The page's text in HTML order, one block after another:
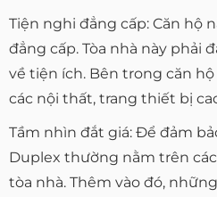
Tiện nghi đẳng cấp: Căn hộ
đẳng cấp. Tòa nhà này phải
về tiện ích. Bên trong căn
các nội thất, trang thiết bị
Tầm nhìn đắt giá: Để đảm
Duplex thường nằm trên
tòa nhà. Thêm vào đó,